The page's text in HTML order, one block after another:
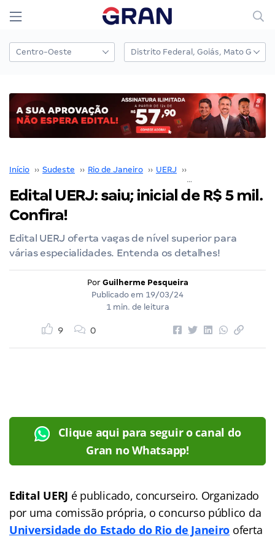
Início ›› Sudeste ›› Rio de Janeiro ›› UERJ ››
Edital UERJ: saiu; inicial de R$ 5 mil.
Confira!
Edital UERJ oferta vagas de nível superior para
várias especialidades. Entenda os detalhes!
Por Guilherme Pesqueira
Publicado em 19/03/24
1 min. de leitura
9 0
Clique aqui para seguir o canal do
Gran no Whatsapp!
Edital UERJ é publicado, concurseiro. Organizado
por uma comissão própria, o concurso público da
Universidade do Estado do Rio de Janeiro oferta